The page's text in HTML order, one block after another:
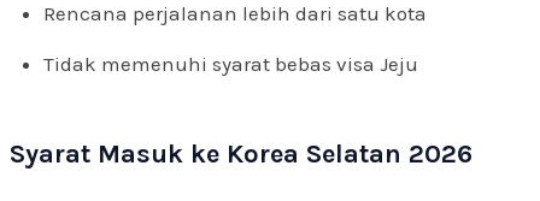
Rencana perjalanan lebih dari satu kota
Tidak memenuhi syarat bebas visa Jeju
Syarat Masuk ke Korea Selatan 2026